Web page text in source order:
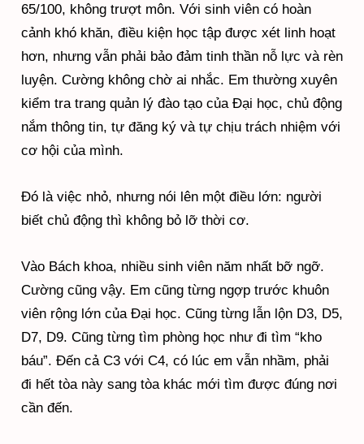
65/100, không trượt môn. Với sinh viên có hoàn
cảnh khó khăn, điều kiện học tập được xét linh hoạt
hơn, nhưng vẫn phải bảo đảm tinh thần nỗ lực và rèn
luyện. Cường không chờ ai nhắc. Em thường xuyên
kiểm tra trang quản lý đào tạo của Đại học, chủ động
nắm thông tin, tự đăng ký và tự chịu trách nhiệm với
cơ hội của mình.
Đó là việc nhỏ, nhưng nói lên một điều lớn: người
biết chủ động thì không bỏ lỡ thời cơ.
Vào Bách khoa, nhiều sinh viên năm nhất bỡ ngỡ.
Cường cũng vậy. Em cũng từng ngợp trước khuôn
viên rộng lớn của Đại học. Cũng từng lẫn lộn D3, D5,
D7, D9. Cũng từng tìm phòng học như đi tìm “kho
báu”. Đến cả C3 với C4, có lúc em vẫn nhầm, phải
đi hết tòa này sang tòa khác mới tìm được đúng nơi
cần đến.